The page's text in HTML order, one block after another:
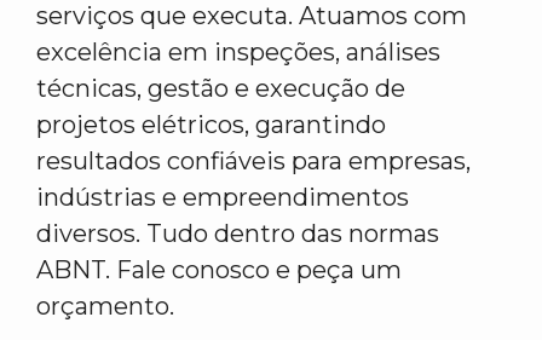
serviços que executa. Atuamos com
excelência em inspeções, análises
técnicas, gestão e execução de
projetos elétricos, garantindo
resultados confiáveis para empresas,
indústrias e empreendimentos
diversos. Tudo dentro das normas
ABNT. Fale conosco e peça um
orçamento.